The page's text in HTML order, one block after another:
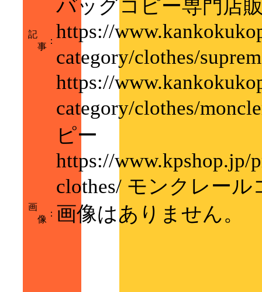
記
事
：
バッグコピー専門店
https://
category/clothes/
https://
category/clothes/
ピー
https://www.kpshop.jp/
clothes/ モンクレール
画
像
： 画像はありません。